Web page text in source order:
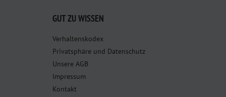
GUT ZU WISSEN
Verhaltenskodex
Privatsphäre und Datenschutz
Unsere AGB
Impressum
Kontakt